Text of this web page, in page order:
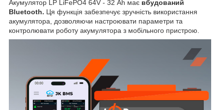
Акумулятор LP LiFePO4 64V - 32 Ah має вбудований
Bluetooth. Ця функція забезпечує зручність використання
акумулятора, дозволяючи настроювати параметри та
контролювати роботу акумулятора з мобільного пристрою.